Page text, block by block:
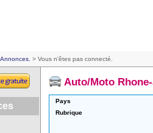
> Vous n'êtes pas connecté.
Auto/Moto
Pays
Rubrique